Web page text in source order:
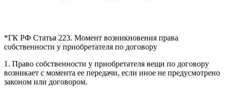
*ГК РФ Статья 223. Момент возникновения права
собственности у приобретателя по договору
1. Право собственности у приобретателя вещи по договору
возникает с момента ее передачи, если иное не предусмотрено
законом или договором.